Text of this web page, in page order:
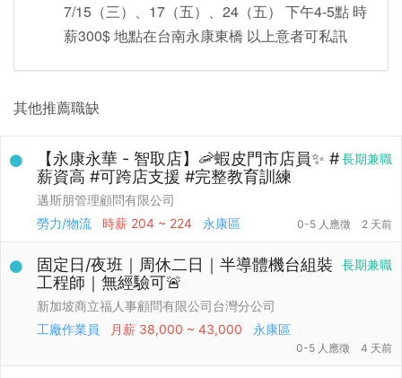
7/15（三）、17（五）、24（五） 下午4-5點 時
薪300$ 地點在台南永康東橋 以上意者可私訊
其他推薦職缺
長期兼職
【永康永華 - 智取店】🦐蝦皮門市店員✨ #
薪資高 #可跨店支援 #完整教育訓練
邁斯朋管理顧問有限公司
勞力/物流
時薪 204 ~ 224 永康區 0-5 人應徵 2 天前
長期兼職
固定日/夜班｜周休二日｜半導體機台組裝
工程師｜無經驗可🚨
新加坡商立福人事顧問有限公司台灣分公司
工廠作業員
月薪 38,000 ~ 43,000 永康區
0-5 人應徵 4 天前